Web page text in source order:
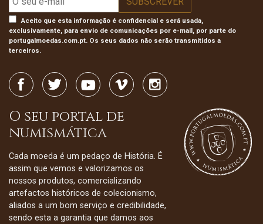
Aceito que esta informação é confidencial e será usada,
exclusivamente, para envio de comunicações por e-mail, por parte do
portugalmoedas.com.pt. Os seus dados não serão transmitidos a
terceiros.
O seu portal de
numismática
Cada moeda é um pedaço de História. É
assim que vemos e valorizamos os
nossos produtos, comercializando
artefactos históricos de colecionismo,
aliados a um bom serviço e credibilidade,
sendo esta a garantia que damos aos